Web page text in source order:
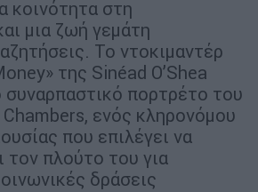
κοινότητα στη
μια ζωή γεμάτη
Το ντοκιμαντέρ
της Sinéad O’Shea
συναρπαστικό πορτρέτο του
ενός κληρονόμου
που επιλέγει να
τον πλούτο του για
δράσεις